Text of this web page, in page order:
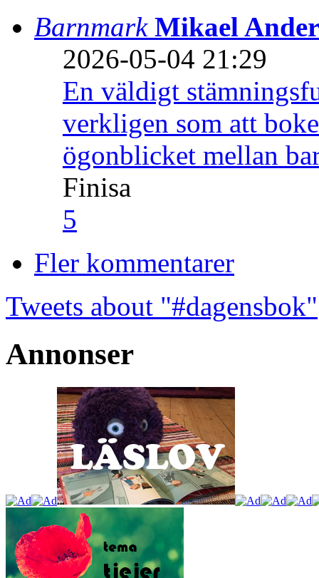
Barnmark Mikael
2026-05-04 21:29
En väldigt
verkligen som att
ögonblicket mellan
Finisa
5
Fler kommentarer
Tweets about "#dagensbok"
Annonser